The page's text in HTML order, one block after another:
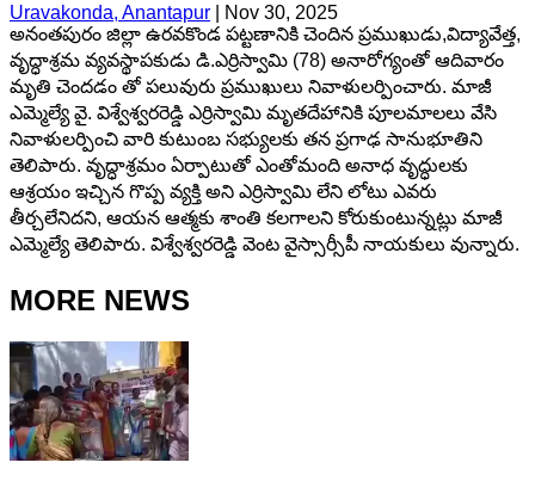
Uravakonda, Anantapur
Nov 30, 2025
అనంతపురం జిల్లా ఉరవకొండ పట్టణానికి చెందిన ప్రముఖుడు,విద్యావేత్త,
వృద్ధాశ్రమ వ్యవస్థాపకుడు డి.ఎర్రిస్వామి (78) అనారోగ్యంతో ఆదివారం
మృతి చెందడం తో పలువురు ప్రముఖులు నివాళులర్పించారు. మాజీ
ఎమ్మెల్యే వై. విశ్వేశ్వరరెడ్డి ఎర్రిస్వామి మృతదేహానికి పూలమాలలు వేసి
నివాళులర్పించి వారి కుటుంబ సభ్యులకు తన ప్రగాఢ సానుభూతిని
తెలిపారు. వృద్ధాశ్రమం ఏర్పాటుతో ఎంతోమంది అనాధ వృద్ధులకు
ఆశ్రయం ఇచ్చిన గొప్ప వ్యక్తి అని ఎర్రిస్వామి లేని లోటు ఎవరు
తీర్చలేనిదని, ఆయన ఆత్మకు శాంతి కలగాలని కోరుకుంటున్నట్లు మాజీ
ఎమ్మెల్యే తెలిపారు. విశ్వేశ్వరరెడ్డి వెంట వైస్సార్సీపీ నాయకులు వున్నారు.
MORE NEWS